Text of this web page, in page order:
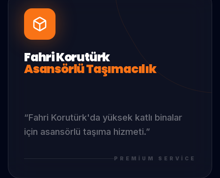
Fahri Korutürk
Asansörlü Taşımacılık
“Fahri Korutürk'da yüksek katlı binalar
için asansörlü taşıma hizmeti.”
PREMIUM SERVICE